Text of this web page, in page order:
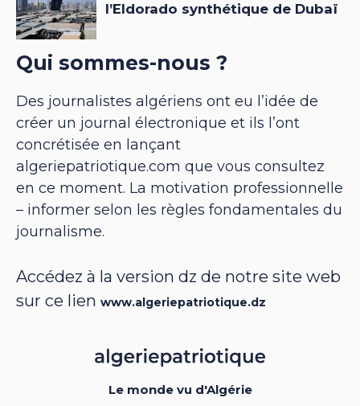
Qui sommes-nous ?
Des journalistes algériens ont eu l’idée de
créer un journal électronique et ils l’ont
concrétisée en lançant
algeriepatriotique.com que vous consultez
en ce moment. La motivation professionnelle
– informer selon les règles fondamentales du
journalisme.
Accédez à la version dz de notre site web
sur ce lien www.algeriepatriotique.dz
Le monde vu d'Algérie